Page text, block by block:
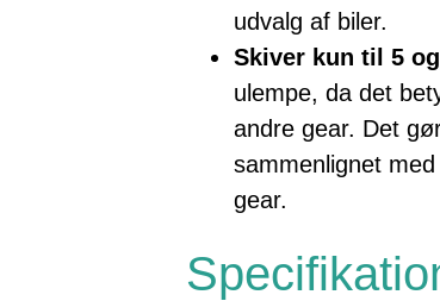
udvalg af biler.
Skiver kun til 5
ulempe, da det
andre gear. Det
sammenlignet
gear.